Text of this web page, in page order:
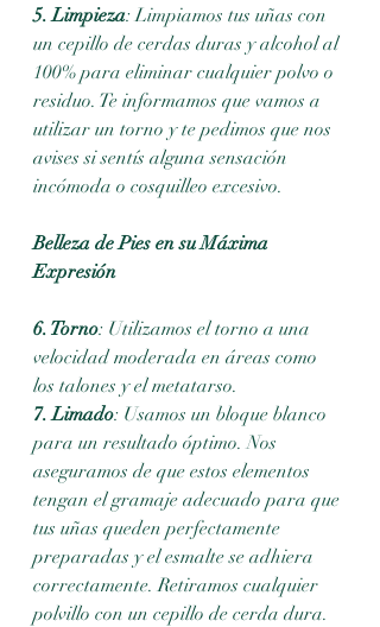
5. Limpieza: Limpiamos tus uñas con
un cepillo de cerdas duras y alcohol al
100% para eliminar cualquier polvo o
residuo. Te informamos que vamos a
utilizar un torno y te pedimos que nos
avises si sentís alguna sensación
incómoda o cosquilleo excesivo.
Belleza de Pies en su Máxima
Expresión
6. Torno: Utilizamos el torno a una
velocidad moderada en áreas como
los talones y el metatarso.
7. Limado: Usamos un bloque blanco
para un resultado óptimo. Nos
aseguramos de que estos elementos
tengan el gramaje adecuado para que
tus uñas queden perfectamente
preparadas y el esmalte se adhiera
correctamente. Retiramos cualquier
polvillo con un cepillo de cerda dura.